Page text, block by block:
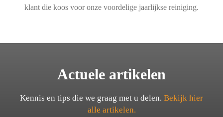
klant die koos voor onze voordelige jaarlijkse reiniging.
Actuele artikelen
Kennis en tips die we graag met u delen. Bekijk hier
alle artikelen.